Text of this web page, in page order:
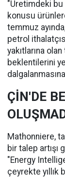
"Üretimdeki bu
konusu
temmuz
petrol
yakıtlarına
beklentilerini
ÇİN'DE
Mathonniere,
bir talep
"Energy
çeyrekte yıllık